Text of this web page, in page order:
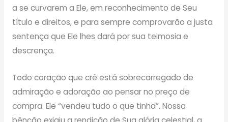
a se curvarem a Ele, em reconhecimento de Seu
título e direitos, e para sempre comprovarão a justa
sentença que Ele lhes dará por sua teimosia e
descrença.
Todo coração que crê está sobrecarregado de
admiração e adoração ao pensar no preço de
compra. Ele “vendeu tudo o que tinha”. Nossa